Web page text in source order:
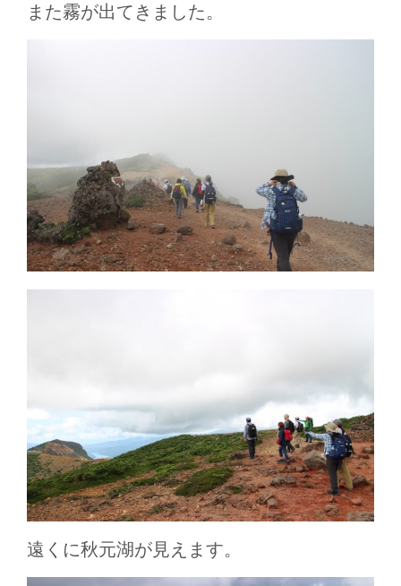
また霧が出てきました。
遠くに秋元湖が見えます。